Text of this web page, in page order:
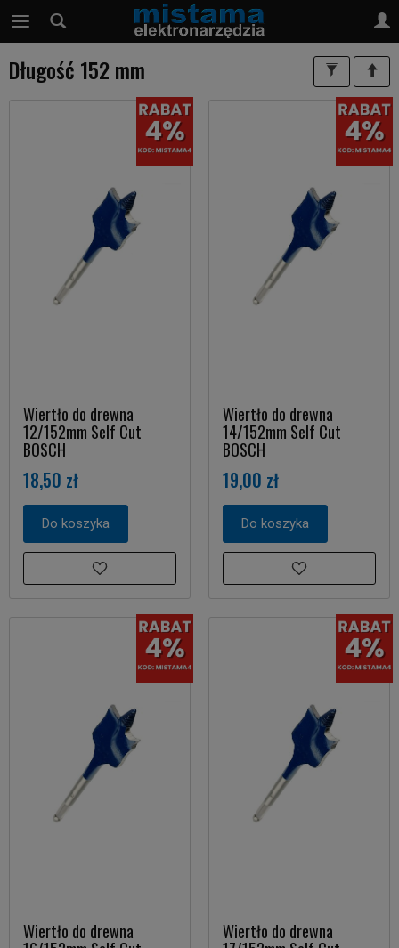
Długość 152 mm
Wiertło do drewna
12/152mm Self Cut
BOSCH
18,50 zł
Do koszyka
Wiertło do drewna
14/152mm Self Cut
BOSCH
19,00 zł
Do koszyka
Wiertło do drewna Wiertło do drewna